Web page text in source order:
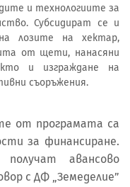
и технологиите за
Субсидират се и
лозите на хектар,
от щети, нанасяни
и изграждане на
съоръжения.
от програмата са
за финансиране.
авансово
с ДФ „Земеделие”